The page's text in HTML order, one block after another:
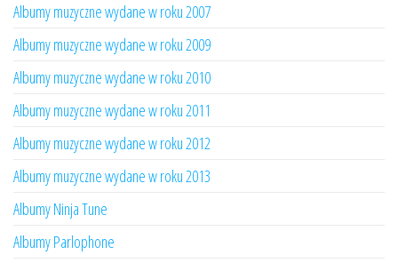
Albumy muzyczne wydane w roku 2007
Albumy muzyczne wydane w roku 2009
Albumy muzyczne wydane w roku 2010
Albumy muzyczne wydane w roku 2011
Albumy muzyczne wydane w roku 2012
Albumy muzyczne wydane w roku 2013
Albumy Ninja Tune
Albumy Parlophone